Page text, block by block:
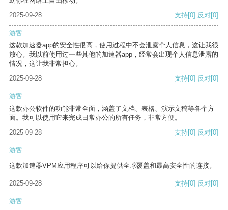
2025-09-28
支持[0] 反对[0]
游客
这款加速器app的安全性很高，使用过程中不会泄露个人信息，这让我很
放心。我以前使用过一些其他的加速器app，经常会出现个人信息泄露的
情况，这让我非常担心。
2025-09-28
支持[0] 反对[0]
游客
这款办公软件的功能非常全面，涵盖了文档、表格、演示文稿等各个方
面。我可以使用它来完成日常办公的所有任务，非常方便。
2025-09-28
支持[0] 反对[0]
游客
这款加速器VPM应用程序可以给你提供全球覆盖和最高安全性的连接。
2025-09-28 支持[0] 反对[0]
游客